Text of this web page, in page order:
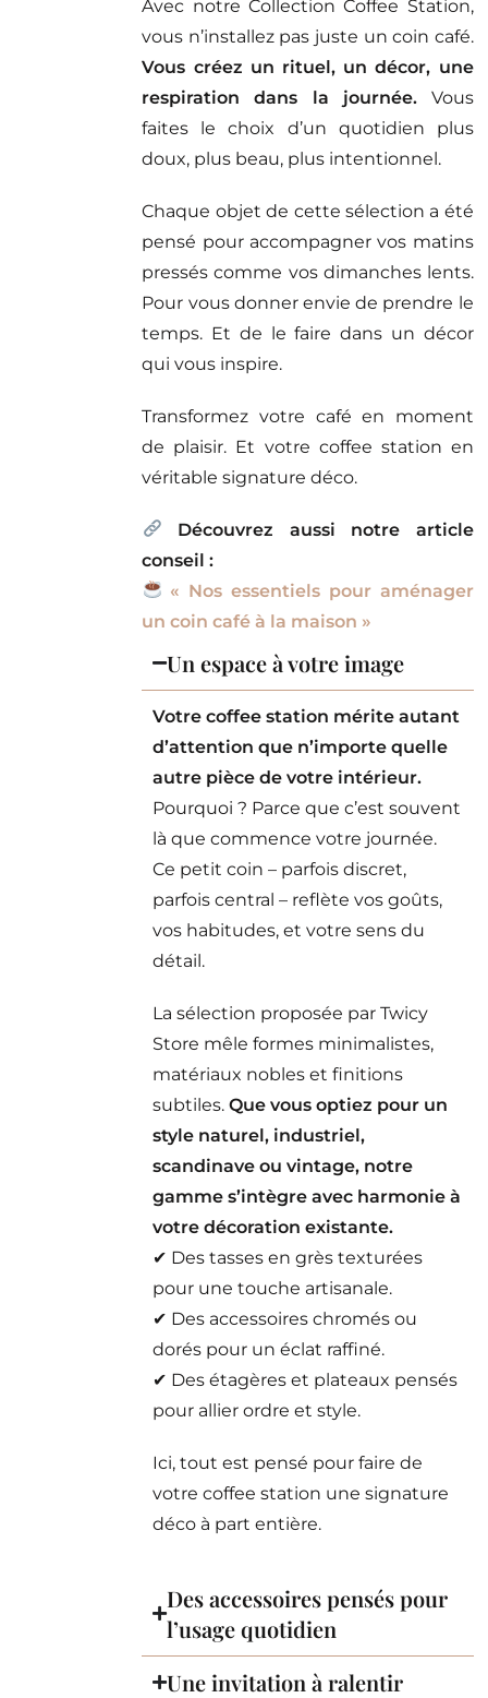
Avec notre Collection Coffee Station,
vous n’installez pas juste un coin café.
Vous créez un rituel, un décor, une
respiration dans la journée.Vous
faites le choix d’un quotidien plus
doux, plus beau, plus intentionnel.
Chaque objet de cette sélection a été
pensé pour accompagner vos matins
pressés comme vos dimanches lents.
Pour vous donner envie de prendre le
temps. Et de le faire dans un décor
qui vous inspire.
Transformez votre café en moment
de plaisir. Et votre coffee station en
véritable signature déco.
Découvrez aussi notre article
conseil :
« Nos essentiels pour aménager
un coin café à la maison »
Un espace à votre image
Votre coffee station mérite autant
d’attention que n’importe quelle
autre pièce de votre intérieur.
Pourquoi ? Parce que c’est souvent
là que commence votre journée.
Ce petit coin – parfois discret,
parfois central – reflète vos goûts,
vos habitudes, et votre sens du
détail.
La sélection proposée par Twicy
Store mêle formes minimalistes,
matériaux nobles et finitions
subtiles.Que vous optiez pour un
style naturel, industriel,
scandinave ou vintage, notre
gamme s’intègre avec harmonie à
votre décoration existante.
✔ Des tasses en grès texturées
pour une touche artisanale.
✔ Des accessoires chromés ou
dorés pour un éclat raffiné.
✔ Des étagères et plateaux pensés
pour allier ordre et style.
Ici, tout est pensé pour faire de
votre coffee station une signature
déco à part entière.
Des accessoires pensés pour
l’usage quotidien
Une invitation à ralentir